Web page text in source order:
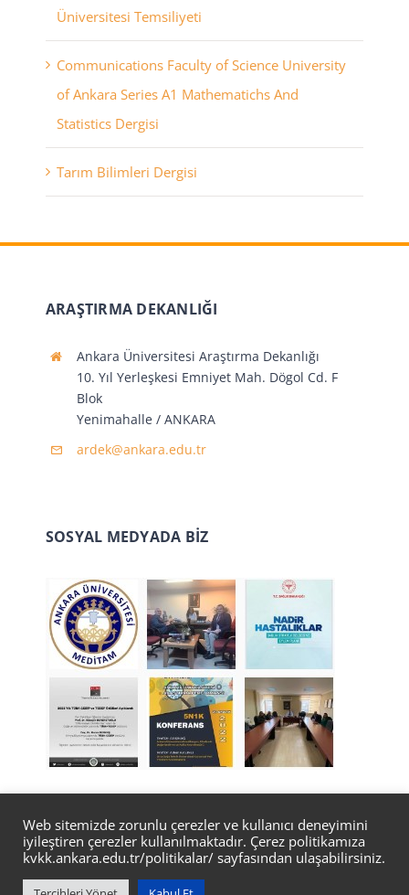
Üniversitesi Temsiliyeti
Communications Faculty of Science University
of Ankara Series A1 Mathematichs And
Statistics Dergisi
Tarım Bilimleri Dergisi
ARAŞTIRMA DEKANLIĞI
Ankara Üniversitesi Araştırma Dekanlığı
10. Yıl Yerleşkesi Emniyet Mah. Dögol Cd. F
Blok
Yenimahalle / ANKARA
ardek@ankara.edu.tr
SOSYAL MEDYADA BİZ
© Copyright 2022 | TasarımBilgi İşlem Daire
Başkanlığı Web Ekibi
Web sitemizde zorunlu çerezler ve kullanıcı deneyimini
iyileştiren çerezler kullanılmaktadır. Çerez politikamıza
kvkk.ankara.edu.tr/politikalar/ sayfasından ulaşabilirsiniz.